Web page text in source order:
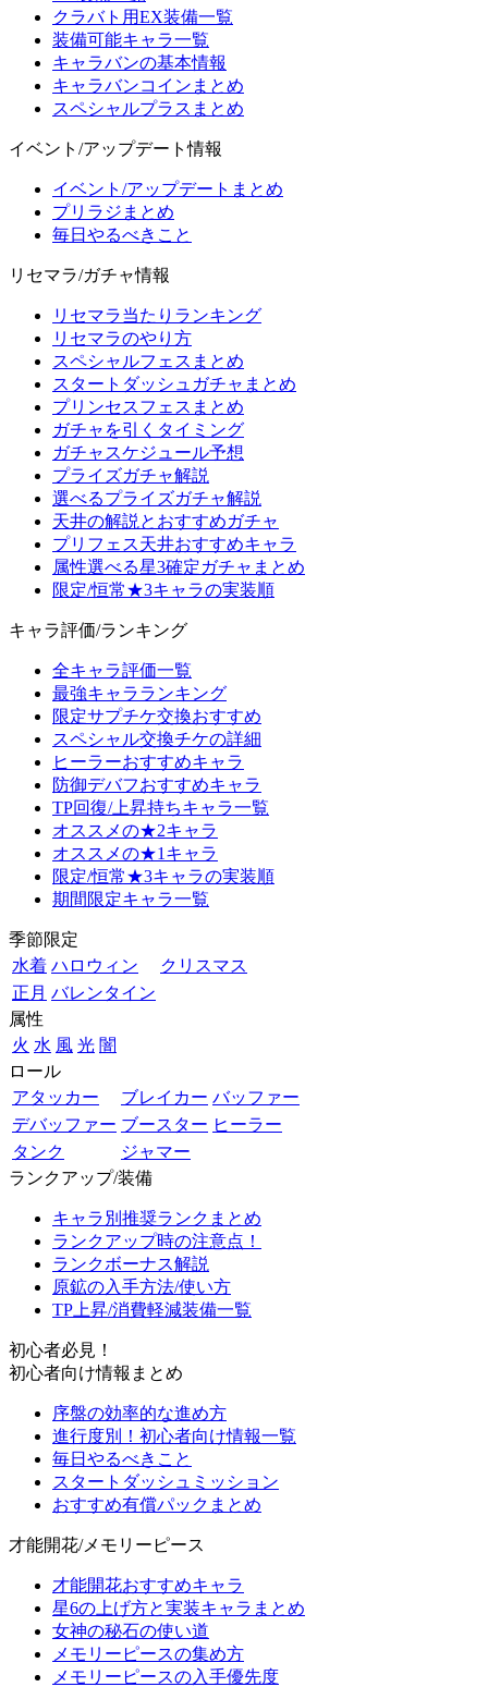
クラバト用EX装備一覧
装備可能キャラ一覧
キャラバンの基本情報
キャラバンコインまとめ
スペシャルプラスまとめ
イベント/アップデート情報
イベント/アップデートまとめ
プリラジまとめ
毎日やるべきこと
リセマラ/ガチャ情報
リセマラ当たりランキング
リセマラのやり方
スペシャルフェスまとめ
スタートダッシュガチャまとめ
プリンセスフェスまとめ
ガチャを引くタイミング
ガチャスケジュール予想
プライズガチャ解説
選べるプライズガチャ解説
天井の解説とおすすめガチャ
プリフェス天井おすすめキャラ
属性選べる星3確定ガチャまとめ
限定/恒常★3キャラの実装順
キャラ評価/ランキング
全キャラ評価一覧
最強キャラランキング
限定サプチケ交換おすすめ
スペシャル交換チケの詳細
ヒーラーおすすめキャラ
防御デバフおすすめキャラ
TP回復/上昇持ちキャラ一覧
オススメの★2キャラ
オススメの★1キャラ
限定/恒常★3キャラの実装順
期間限定キャラ一覧
季節限定
水着 ハロウィン
クリスマス
正月 バレンタイン
属性
火 水 風 光 闇
ロール
アタッカー
ブレイカー バッファー
デバッファー ブースター ヒーラー
タンク
ジャマー
ランクアップ/装備
キャラ別推奨ランクまとめ
ランクアップ時の注意点！
ランクボーナス解説
原鉱の入手方法/使い方
TP上昇/消費軽減装備一覧
初心者必見！
初心者向け情報まとめ
序盤の効率的な進め方
進行度別！初心者向け情報一覧
毎日やるべきこと
スタートダッシュミッション
おすすめ有償パックまとめ
才能開花/メモリーピース
才能開花おすすめキャラ
星6の上げ方と実装キャラまとめ
女神の秘石の使い道
メモリーピースの集め方
メモリーピースの入手優先度